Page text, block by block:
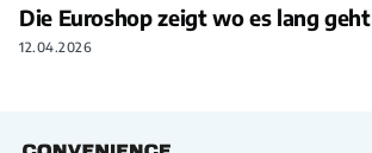
Die Euroshop zeigt wo es lang geht
12.04.2026